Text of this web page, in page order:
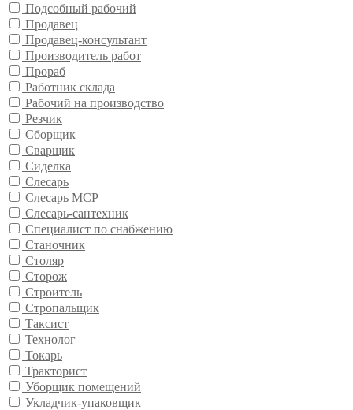
Подсобный рабочий
Продавец
Продавец-консультант
Производитель работ
Прораб
Работник склада
Рабочий на производство
Резчик
Сборщик
Сварщик
Сиделка
Слесарь
Слесарь МСР
Слесарь-сантехник
Специалист по снабжению
Станочник
Столяр
Сторож
Строитель
Стропальщик
Таксист
Технолог
Токарь
Тракторист
Уборщик помещений
Укладчик-упаковщик